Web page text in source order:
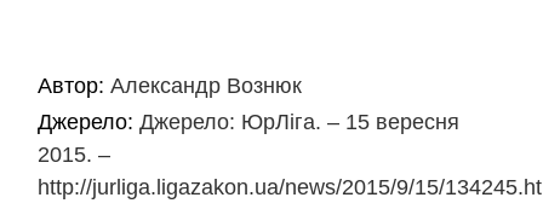
Автор:Александр Вознюк
Джерело:Джерело: ЮрЛіга. – 15 вересня
2015. –
http://jurliga.ligazakon.ua/news/2015/9/15/